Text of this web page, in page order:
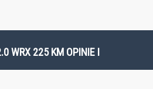
WRX 225 KM OPINIE I